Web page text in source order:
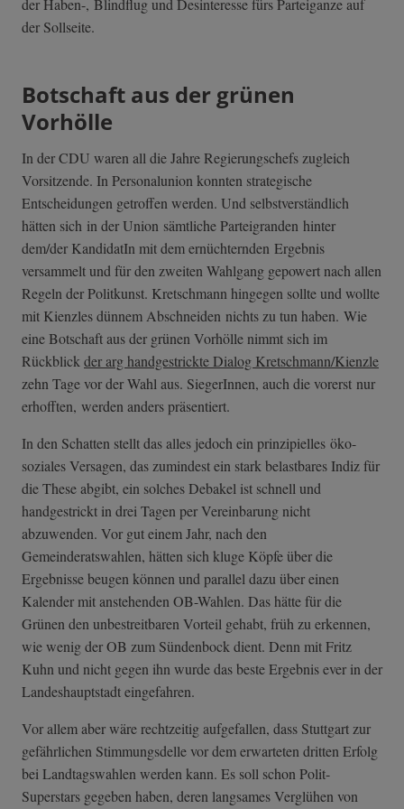
der Haben-, Blindflug und Desinteresse fürs Parteiganze auf
der Sollseite.
Botschaft aus der grünen
Vorhölle
In der CDU waren all die Jahre Regierungschefs zugleich
Vorsitzende. In Personalunion konnten strategische
Entscheidungen getroffen werden. Und selbstverständlich
hätten sich in der Union sämtliche Parteigranden hinter
dem/der KandidatIn mit dem ernüchternden Ergebnis
versammelt und für den zweiten Wahlgang gepowert nach allen
Regeln der Politkunst. Kretschmann hingegen sollte und wollte
mit Kienzles dünnem Abschneiden nichts zu tun haben. Wie
eine Botschaft aus der grünen Vorhölle nimmt sich im
Rückblickder arg handgestrickte Dialog Kretschmann/Kienzle
zehn Tage vor der Wahl aus. SiegerInnen, auch die vorerst nur
erhofften, werden anders präsentiert.
In den Schatten stellt das alles jedoch ein prinzipielles öko-
soziales Versagen, das zumindest ein stark belastbares Indiz für
die These abgibt, ein solches Debakel ist schnell und
handgestrickt in drei Tagen per Vereinbarung nicht
abzuwenden. Vor gut einem Jahr, nach den
Gemeinderatswahlen, hätten sich kluge Köpfe über die
Ergebnisse beugen können und parallel dazu über einen
Kalender mit anstehenden OB-Wahlen. Das hätte für die
Grünen den unbestreitbaren Vorteil gehabt, früh zu erkennen,
wie wenig der OB zum Sündenbock dient. Denn mit Fritz
Kuhn und nicht gegen ihn wurde das beste Ergebnis ever in der
Landeshauptstadt eingefahren.
Vor allem aber wäre rechtzeitig aufgefallen, dass Stuttgart zur
gefährlichen Stimmungsdelle vor dem erwarteten dritten Erfolg
bei Landtagswahlen werden kann. Es soll schon Polit-
Superstars gegeben haben, deren langsames Verglühen von